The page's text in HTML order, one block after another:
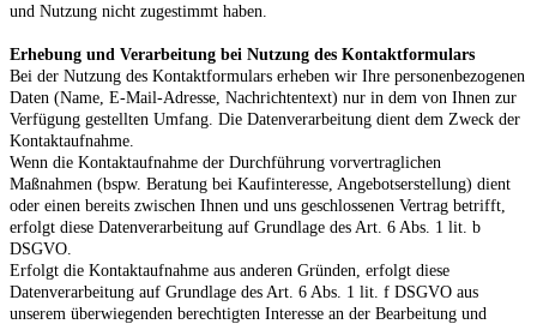
und Nutzung nicht zugestimmt haben.
Erhebung und Verarbeitung bei Nutzung des Kontaktformulars
Bei der Nutzung des Kontaktformulars erheben wir Ihre personenbezogenen
Daten (Name, E-Mail-Adresse, Nachrichtentext) nur in dem von Ihnen zur
Verfügung gestellten Umfang. Die Datenverarbeitung dient dem Zweck der
Kontaktaufnahme.
Wenn die Kontaktaufnahme der Durchführung vorvertraglichen
Maßnahmen (bspw. Beratung bei Kaufinteresse, Angebotserstellung) dient
oder einen bereits zwischen Ihnen und uns geschlossenen Vertrag betrifft,
erfolgt diese Datenverarbeitung auf Grundlage des Art. 6 Abs. 1 lit. b
DSGVO.
Erfolgt die Kontaktaufnahme aus anderen Gründen, erfolgt diese
Datenverarbeitung auf Grundlage des Art. 6 Abs. 1 lit. f DSGVO aus
unserem überwiegenden berechtigten Interesse an der Bearbeitung und